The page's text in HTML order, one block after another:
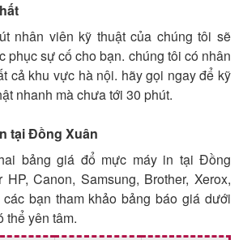
nhân viên kỹ thuật của chúng tôi sẽ
phục sự cố cho bạn. chúng tôi có nhân
cả khu vực hà nội. hãy gọi ngay để kỹ
nhanh mà chưa tới 30 phút.
tại Đồng Xuân
bảng giá đổ mực máy in tại Đồng
Canon, Samsung, Brother, Xerox,
bạn tham khảo bảng báo giá dưới
thể yên tâm.